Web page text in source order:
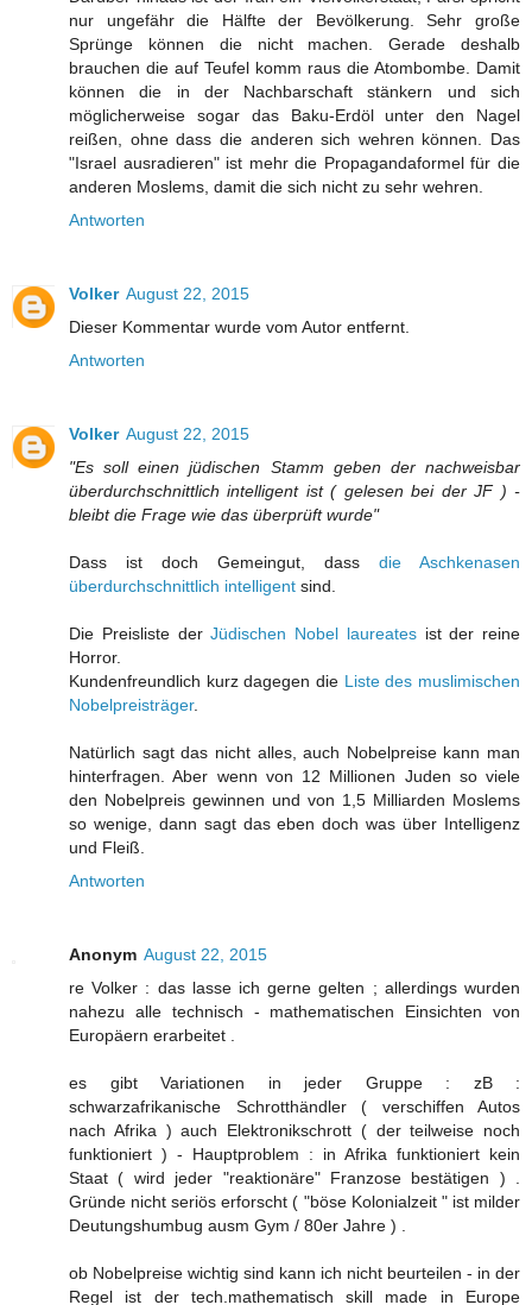
nur ungefähr die Hälfte der Bevölkerung. Sehr große
Sprünge können die nicht machen. Gerade deshalb
brauchen die auf Teufel komm raus die Atombombe. Damit
können die in der Nachbarschaft stänkern und sich
möglicherweise sogar das Baku-Erdöl unter den Nagel
reißen, ohne dass die anderen sich wehren können. Das
"Israel ausradieren" ist mehr die Propagandaformel für die
anderen Moslems, damit die sich nicht zu sehr wehren.
Antworten
Volker August 22, 2015
Dieser Kommentar wurde vom Autor entfernt.
Antworten
Volker August 22, 2015
"Es soll einen jüdischen Stamm geben der nachweisbar
überdurchschnittlich intelligent ist ( gelesen bei der JF ) -
bleibt die Frage wie das überprüft wurde"
Dass ist doch Gemeingut, dass die Aschkenasen
überdurchschnittlich intelligent sind.
Die Preisliste derJüdischen Nobel laureatesist der reine
Horror.
Kundenfreundlich kurz dagegen die Liste des muslimischen
Nobelpreisträger.
Natürlich sagt das nicht alles, auch Nobelpreise kann man
hinterfragen. Aber wenn von 12 Millionen Juden so viele
den Nobelpreis gewinnen und von 1,5 Milliarden Moslems
so wenige, dann sagt das eben doch was über Intelligenz
und Fleiß.
Antworten
Anonym August 22, 2015
re Volker : das lasse ich gerne gelten ; allerdings wurden
nahezu alle technisch - mathematischen Einsichten von
Europäern erarbeitet .
es gibt Variationen in jeder Gruppe : zB :
schwarzafrikanische Schrotthändler ( verschiffen Autos
nach Afrika ) auch Elektronikschrott ( der teilweise noch
funktioniert ) - Hauptproblem : in Afrika funktioniert kein
Staat ( wird jeder "reaktionäre" Franzose bestätigen ) .
Gründe nicht seriös erforscht ( "böse Kolonialzeit " ist milder
Deutungshumbug ausm Gym / 80er Jahre ) .
ob Nobelpreise wichtig sind kann ich nicht beurteilen - in der
Regel ist der tech.mathematisch skill made in Europe